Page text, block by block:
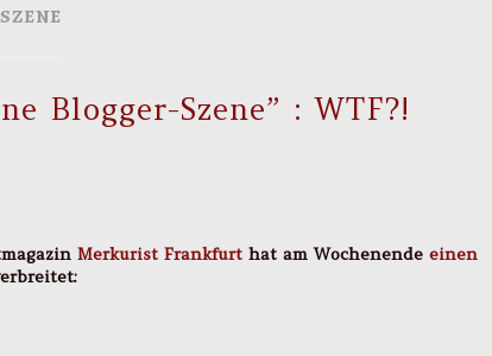
SZENE
Blogger-Szene” : WTF?!
Merkurist Frankfurt hat am Wochenende einen